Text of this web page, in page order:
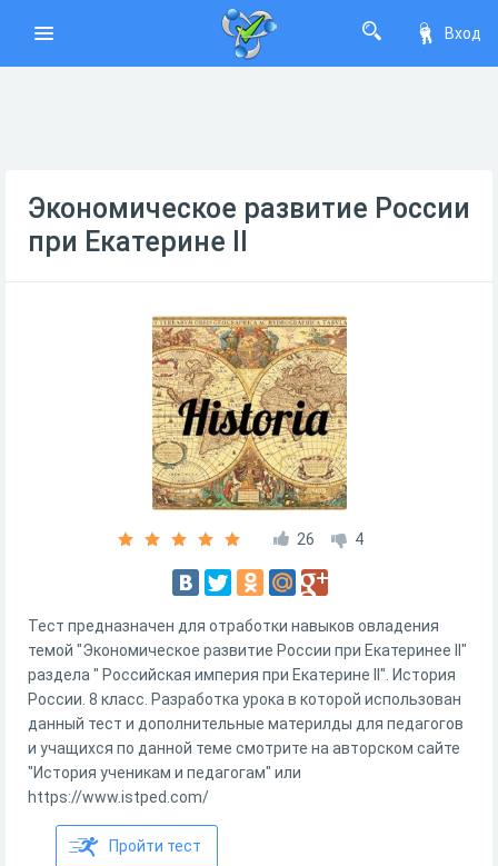
Вход
Экономическое развитие России
при Екатерине II
26 4
Тест предназначен для отработки навыков овладения
темой "Экономическое развитие России при Екатеринее II"
раздела " Российская империя при Екатерине II". История
России. 8 класс. Разработка урока в которой использован
данный тест и дополнительные материлды для педагогов
и учащихся по данной теме смотрите на авторском сайте
"История ученикам и педагогам" или
https://www.istped.com/
Пройти тест